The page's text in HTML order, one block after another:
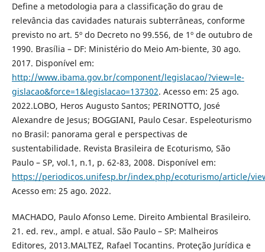
Define a metodologia para a classificação do grau de
relevância das cavidades naturais subterrâneas, conforme
previsto no art. 5º do Decreto no 99.556, de 1º de outubro de
1990. Brasília – DF: Ministério do Meio Am-biente, 30 ago.
2017. Disponível em:
http://www.ibama.gov.br/component/legislacao/?view=le-
gislacao&force=1&legislacao=137302. Acesso em: 25 ago.
2022.LOBO, Heros Augusto Santos; PERINOTTO, José
Alexandre de Jesus; BOGGIANI, Paulo Cesar. Espeleoturismo
no Brasil: panorama geral e perspectivas de
sustentabilidade. Revista Brasileira de Ecoturismo, São
Paulo – SP, vol.1, n.1, p. 62-83, 2008. Disponível em:
https://periodicos.unifesp.br/index.php/ecoturismo/article/
Acesso em: 25 ago. 2022.
MACHADO, Paulo Afonso Leme. Direito Ambiental Brasileiro.
21. ed. rev., ampl. e atual. São Paulo – SP: Malheiros
Editores, 2013.MALTEZ, Rafael Tocantins. Proteção Jurídica e